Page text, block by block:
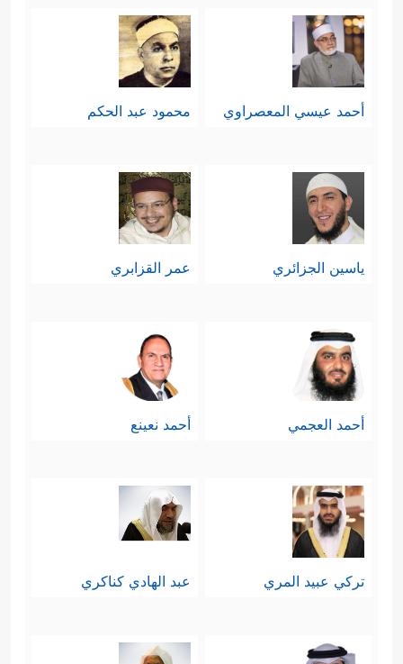
أحمد عيسي المعصراوي محمود عبد الحكم
ياسين الجزائري عمر القزابري
أحمد العجمي أحمد نعينع
تركي عبيد المري عبد الهادي كناكري